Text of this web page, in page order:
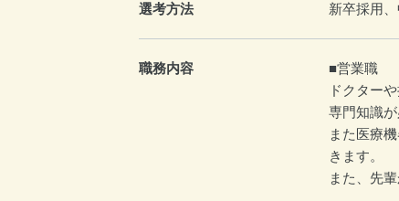
選考方法 新卒採用
職務内容
■営業職
ドクター
専門知識
また医療
きます。
また、先